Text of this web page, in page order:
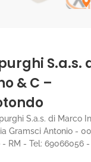
S.a.s.
& C –
S.a.s. di Marco
Gramsci Antonio -
- RM - Tel: 69066056